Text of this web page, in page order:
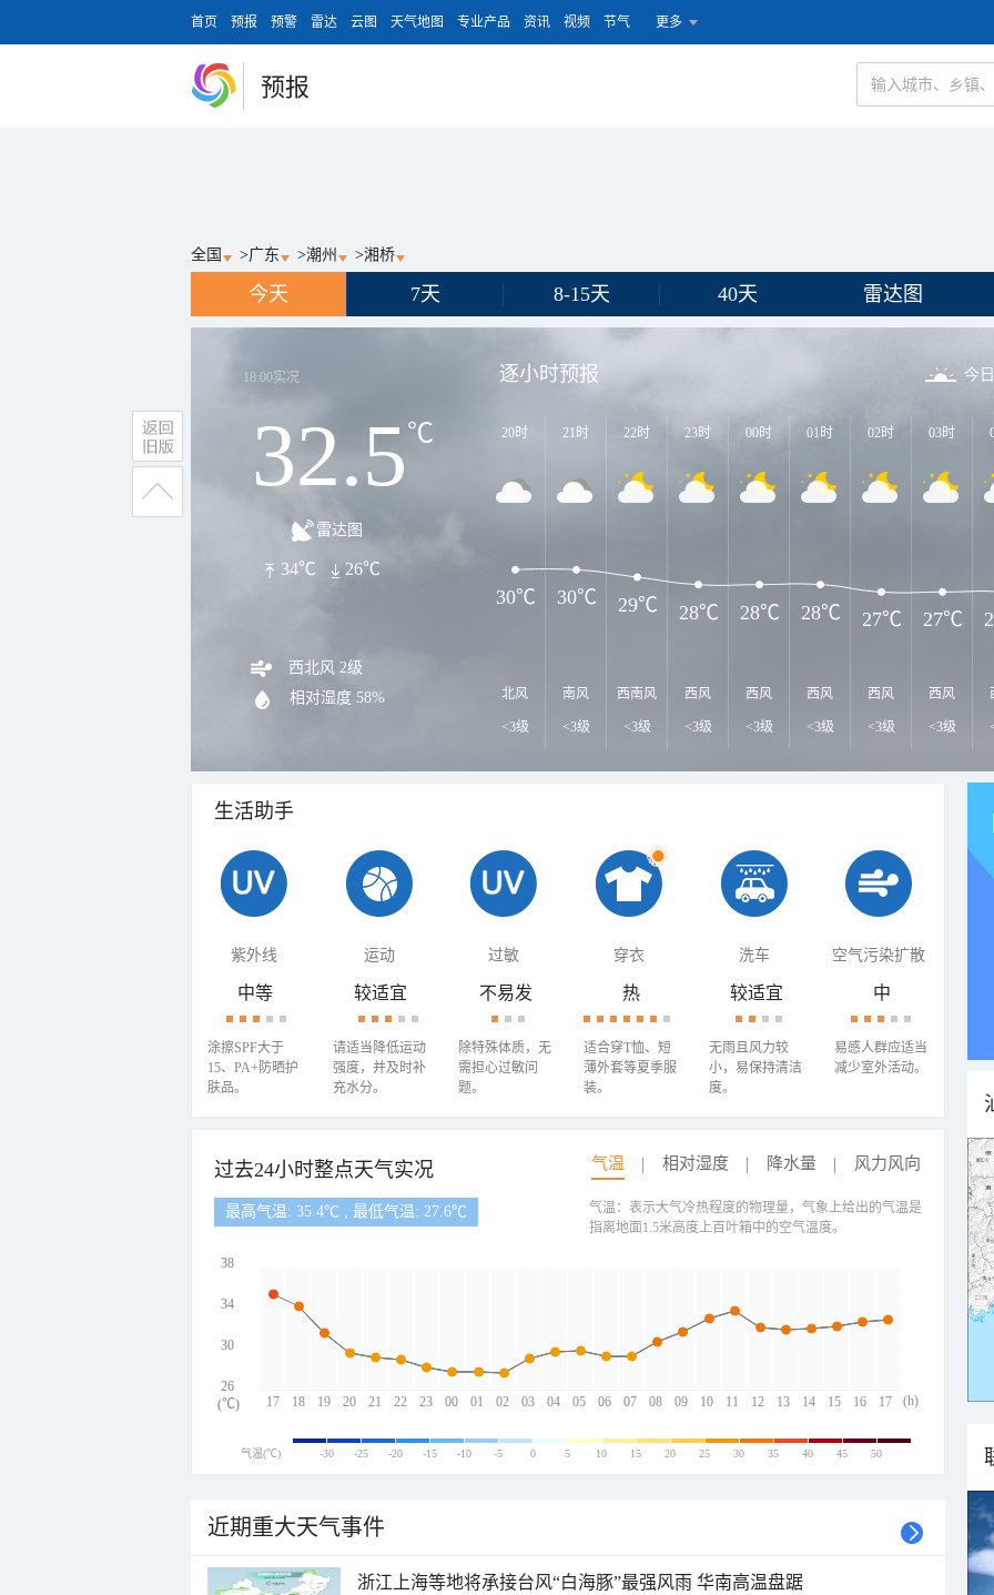
首页 预报 预警 雷达 云图 天气地图 专业产品 资讯 视频 节气 更多
预报
全国 >广东 >潮州 >湘桥
今天 7天 8-15天 40天 雷达图
18:00实况
32.5℃
雷达图
34℃ 26℃
西北风 2级
相对湿度 58%
逐小时预报 今
20时
北风
<3级
21时
南风
<3级
22时
西南风
<3级
23时
西风
<3级
00时
西风
<3级
01时
西风
<3级
02时
西风
<3级
03时
西风
<3级
30℃ 30℃ 29℃ 28℃ 28℃ 28℃ 27℃ 27℃
生活助手
紫外线 运动 过敏 穿衣 洗车 空气污染扩散
中等
涂擦SPF大于
15、PA+防晒护
肤品。
较适宜
请适当降低运动
强度，并及时补
充水分。
不易发
除特殊体质，无
需担心过敏问
题。
热
适合穿T恤、短
薄外套等夏季服
装。
较适宜
无雨且风力较
小，易保持清洁
度。
中
易感人群应适当
减少室外活动。
过去24小时整点天气实况 气温 相对湿度 降水量 风力风向
最高气温: 35.4℃ , 最低气温: 27.6℃
17 18 19 20 21 22 23 00 01 02 03 04 05 06 07 08 09 10 11 12 13 14 15 16 17
38
34
30
26
(h)
(℃)
气温：表示大气冷热程度的物理量，气象上给出的气温是
指离地面1.5米高度上百叶箱中的空气温度。
气温(℃) -30 -25 -20 -15 -10 -5 0 5 10 15 20 25 30 35 40 45 50
近期重大天气事件
浙江上海等地将承接台风“白海豚”最强风雨 华南高温盘踞